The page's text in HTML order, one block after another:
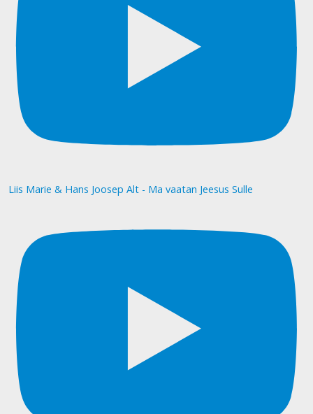
Liis Marie & Hans Joosep Alt - Ma vaatan Jeesus Sulle